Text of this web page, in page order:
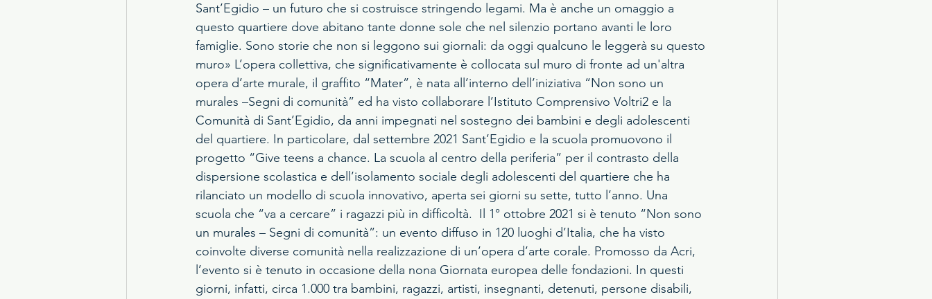
Sant’Egidio – un futuro che si costruisce stringendo legami. Ma è anche un omaggio a
questo quartiere dove abitano tante donne sole che nel silenzio portano avanti le loro
famiglie. Sono storie che non si leggono sui giornali: da oggi qualcuno le leggerà su questo
muro» L’opera collettiva, che significativamente è collocata sul muro di fronte ad un'altra
opera d’arte murale, il graffito “Mater”, è nata all’interno dell’iniziativa “Non sono un
murales –Segni di comunità” ed ha visto collaborare l’Istituto Comprensivo Voltri2 e la
Comunità di Sant’Egidio, da anni impegnati nel sostegno dei bambini e degli adolescenti
del quartiere. In particolare, dal settembre 2021 Sant’Egidio e la scuola promuovono il
progetto “Give teens a chance. La scuola al centro della periferia” per il contrasto della
dispersione scolastica e dell’isolamento sociale degli adolescenti del quartiere che ha
rilanciato un modello di scuola innovativo, aperta sei giorni su sette, tutto l’anno. Una
scuola che “va a cercare” i ragazzi più in difficoltà.  Il 1° ottobre 2021 si è tenuto “Non sono
un murales – Segni di comunità”: un evento diffuso in 120 luoghi d’Italia, che ha visto
coinvolte diverse comunità nella realizzazione di un’opera d’arte corale. Promosso da Acri,
l’evento si è tenuto in occasione della nona Giornata europea delle fondazioni. In questi
giorni, infatti, circa 1.000 tra bambini, ragazzi, artisti, insegnanti, detenuti, persone disabili,